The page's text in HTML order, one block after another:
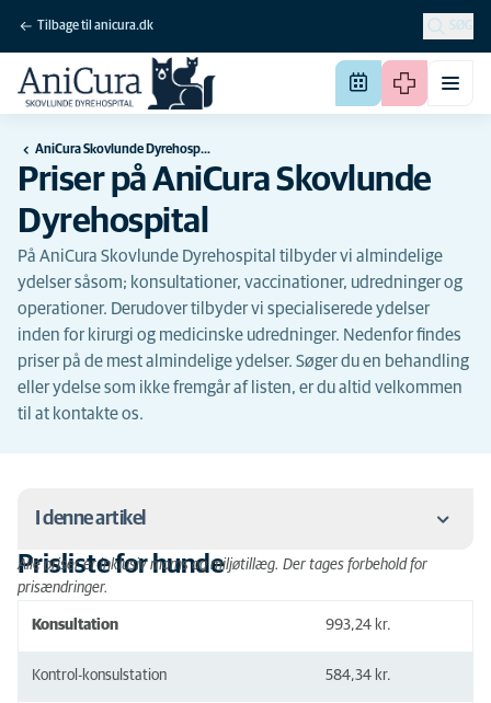
Tilbage til anicura.dk SØG
AniCura Skovlunde Dyrehospital
Priser på AniCura Skovlunde
Dyrehospital
På AniCura Skovlunde Dyrehospital tilbyder vi almindelige
ydelser såsom; konsultationer, vaccinationer, udredninger og
operationer. Derudover tilbyder vi specialiserede ydelser
inden for kirurgi og medicinske udredninger. Nedenfor findes
priser på de mest almindelige ydelser. Søger du en behandling
eller ydelse som ikke fremgår af listen, er du altid velkommen
til at kontakte os.
I denne artikel
Prisliste for hunde
Prisliste for katte
Prisliste for kaniner
Prisliste for hunde
Alle priser er inklusiv moms og miljøtillæg. Der tages forbehold for
prisændringer.
Konsultation 993,24 kr.
Kontrol-konsulstation 584,34 kr.